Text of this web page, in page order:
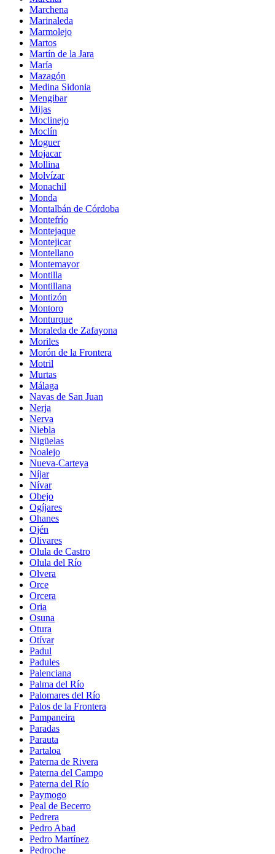
Marchena
Marinaleda
Marmolejo
Martos
Martín de la Jara
María
Mazagón
Medina Sidonia
Mengibar
Mijas
Moclinejo
Moclín
Moguer
Mojacar
Mollina
Molvízar
Monachil
Monda
Montalbán de Córdoba
Montefrío
Montejaque
Montejicar
Montellano
Montemayor
Montilla
Montillana
Montizón
Montoro
Monturque
Moraleda de Zafayona
Moriles
Morón de la Frontera
Motril
Murtas
Málaga
Navas de San Juan
Nerja
Nerva
Niebla
Nigüelas
Noalejo
Nueva-Carteya
Níjar
Nívar
Obejo
Ogíjares
Ohanes
Ojén
Olivares
Olula de Castro
Olula del Río
Olvera
Orce
Orcera
Oria
Osuna
Otura
Otívar
Padul
Padules
Palenciana
Palma del Río
Palomares del Río
Palos de la Frontera
Pampaneira
Paradas
Parauta
Partaloa
Paterna de Rivera
Paterna del Campo
Paterna del Río
Paymogo
Peal de Becerro
Pedrera
Pedro Abad
Pedro Martínez
Pedroche